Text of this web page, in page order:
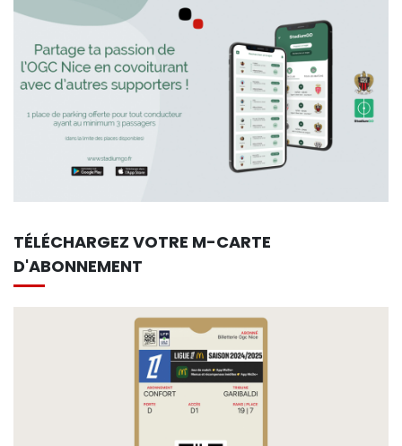
TÉLÉCHARGEZ VOTRE M-CARTE
D'ABONNEMENT